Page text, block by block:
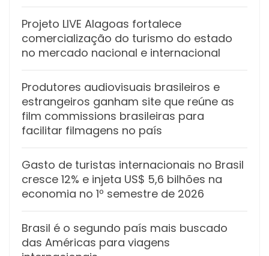
Projeto LIVE Alagoas fortalece
comercialização do turismo do estado
no mercado nacional e internacional
Produtores audiovisuais brasileiros e
estrangeiros ganham site que reúne as
film commissions brasileiras para
facilitar filmagens no país
Gasto de turistas internacionais no Brasil
cresce 12% e injeta US$ 5,6 bilhões na
economia no 1º semestre de 2026
Brasil é o segundo país mais buscado
das Américas para viagens